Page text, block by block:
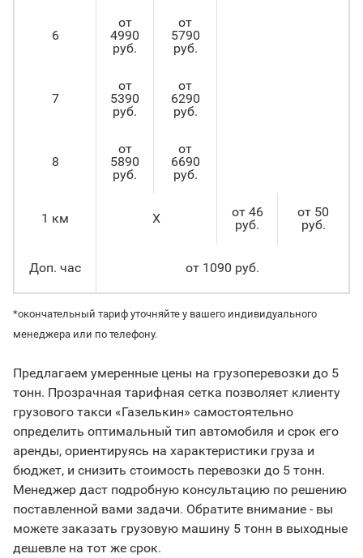
6
от
4990
руб.
от
5790
руб.
7
от
5390
руб.
от
6290
руб.
8
от
5890
руб.
от
6690
руб.
1 км X
от 46
руб.
от 50
руб.
Доп. час от 1090 руб.
*окончательный тариф уточняйте у вашего индивидуального
менеджера или по телефону.
Предлагаем умеренные цены на грузоперевозки до 5
тонн. Прозрачная тарифная сетка позволяет клиенту
грузового такси «Газелькин» самостоятельно
определить оптимальный тип автомобиля и срок его
аренды, ориентируясь на характеристики груза и
бюджет, и снизить стоимость перевозки до 5 тонн.
Менеджер даст подробную консультацию по решению
поставленной вами задачи. Обратите внимание - вы
можете заказать грузовую машину 5 тонн в выходные
дешевле на тот же срок.